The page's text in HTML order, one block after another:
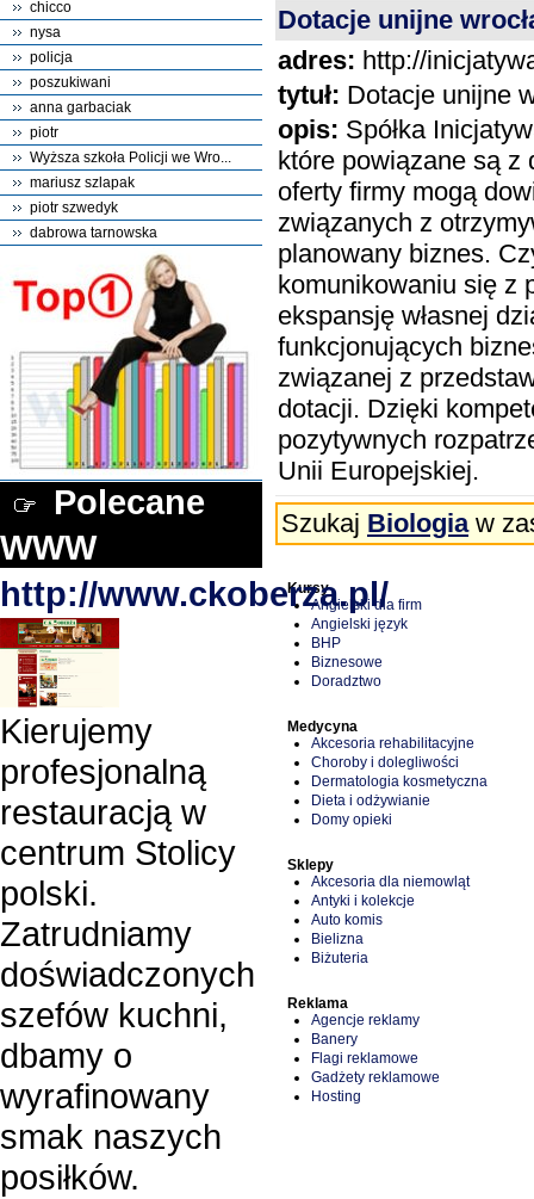
Dotacje unijne
adres: http://
tytuł: Dotacje unijne
opis: Spółka
które powiązane są z
oferty firmy mogą
związanych z
planowany biznes.
komunikowaniu się z
ekspansję własnej
funkcjonujących
związanej z
dotacji. Dzięki
pozytywnych
Unii Europejskiej.
Szukaj Biologiaw
Kursy
Angielski dla firm
Angielski język
BHP
Biznesowe
Doradztwo
Medycyna
Akcesoria rehabilitacyjne
Choroby i dolegliwości
Dermatologia kosmetyczna
Dieta i odżywianie
Domy opieki
Sklepy
Akcesoria dla niemowląt
Antyki i kolekcje
Auto komis
Bielizna
Biżuteria
Reklama
Agencje reklamy
Banery
Flagi reklamowe
Gadżety reklamowe
Hosting
chicco
nysa
policja
poszukiwani
anna garbaciak
piotr
Wyższa szkoła Policji we Wro...
mariusz szlapak
piotr szwedyk
dabrowa tarnowska
Polecane
WWW
http://www.ckoberza.pl/
Kierujemy
profesjonalną
restauracją w
centrum Stolicy
polski.
Zatrudniamy
doświadczonych
szefów kuchni,
dbamy o
wyrafinowany
smak naszych
posiłków.